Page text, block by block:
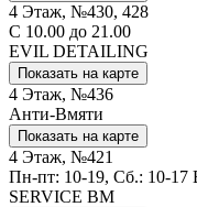
4 Этаж, №430, 428
С 10.00 до 21.00
EVIL DETAILING
Показать на карте
4 Этаж, №436
Анти-Вмяти
Показать на карте
4 Этаж, №421
Пн-пт: 10-19, Сб.: 10-17
SERVICE BM